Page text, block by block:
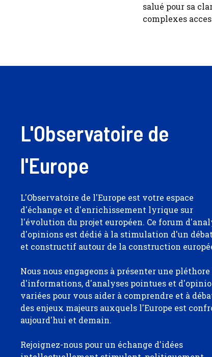
salué pour sa
complexes
L'Observatoire de
l'Europe
L'Observatoire de l'Europe est votre espace
d'échange et d'enrichissement lyrique sur
l'évolution du projet européen. Ce forum
d'opinions est dédié à la stimulation d'un
et constructif autour de la construction
Nous nous engageons à présenter une pléthore
d'informations, d'analyses pointues et
variées pour vous aider à comprendre et à
des enjeux majeurs auxquels l'Europe est
aujourd'hui et demain.
Rejoignez-nous pour un échange d'idées